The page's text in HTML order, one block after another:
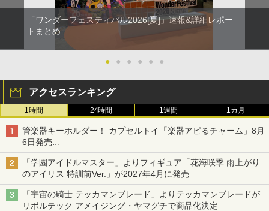
「ワンダーフェスティバル2026[夏]」速報&詳細レポー
トまとめ
● ● ● ● ● ●
アクセスランキング
1時間 24時間 1週間 1カ月
管楽器キーホルダー！ カプセルトイ「楽器アピるチャーム」8月
6日発売
チューバ、テナサクなど5種各3色
「学園アイドルマスター」よりフィギュア「花海咲季 雨上がり
のアイリス 特訓前Ver.」が2027年4月に発売
「宇宙の騎士 テッカマンブレード」よりテッカマンブレードが
リボルテック アメイジング・ヤマグチで商品化決定